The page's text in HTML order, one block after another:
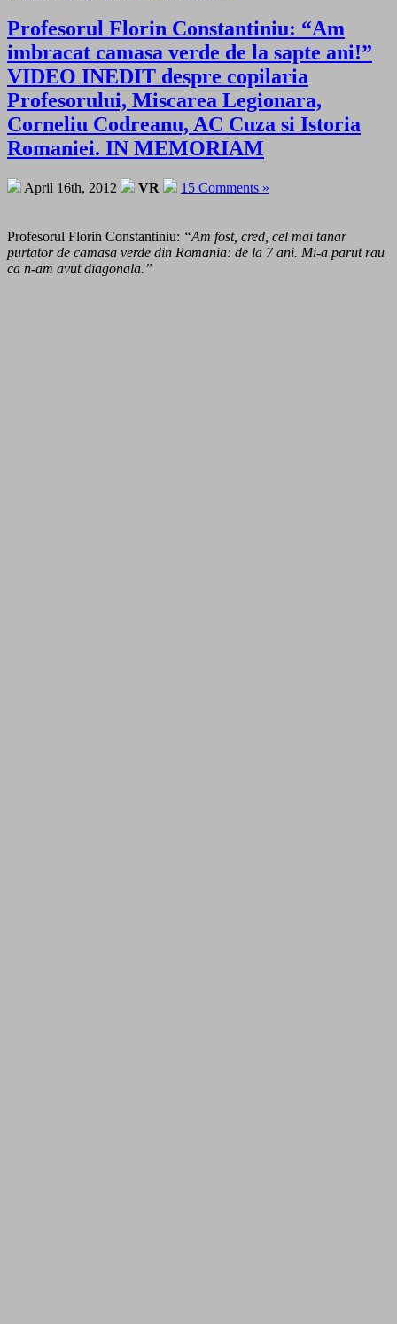
Profesorul Florin Constantiniu: “Am
imbracat camasa verde de la sapte ani!”
VIDEO INEDIT despre copilaria
Profesorului, Miscarea Legionara,
Corneliu Codreanu, AC Cuza si Istoria
Romaniei. IN MEMORIAM
April 16th, 2012 VR 15 Comments »
Profesorul Florin Constantiniu: “Am fost, cred, cel mai tanar
purtator de camasa verde din Romania: de la 7 ani. Mi-a parut rau
ca n-am avut diagonala.”